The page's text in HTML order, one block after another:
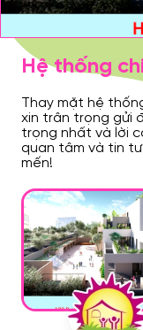
Hệ thống
Thay mặt hệ
xin trân trọng gửi
trọng nhất và lời
quan tâm và tin
mến!